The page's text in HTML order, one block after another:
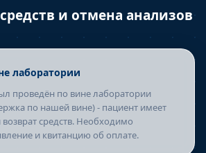
и отмена анализов
лаборатории
проведён по вине лаборатории
по нашей вине) - пациент имеет
средств. Необходимо
и квитанцию об оплате.